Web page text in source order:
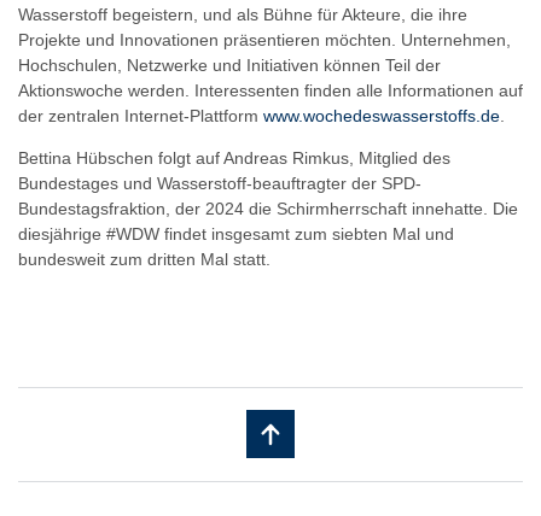
Wasserstoff begeistern, und als Bühne für Akteure, die ihre
Projekte und Innovationen präsentieren möchten. Unternehmen,
Hochschulen, Netzwerke und Initiativen können Teil der
Aktionswoche werden. Interessenten finden alle Informationen auf
der zentralen Internet-Plattform www.wochedeswasserstoffs.de
Bettina Hübschen folgt auf Andreas Rimkus, Mitglied des
Bundestages und Wasserstoff-beauftragter der SPD-
Bundestagsfraktion, der 2024 die Schirmherrschaft innehatte. Die
diesjährige #WDW findet insgesamt zum siebten Mal und
bundesweit zum dritten Mal statt.